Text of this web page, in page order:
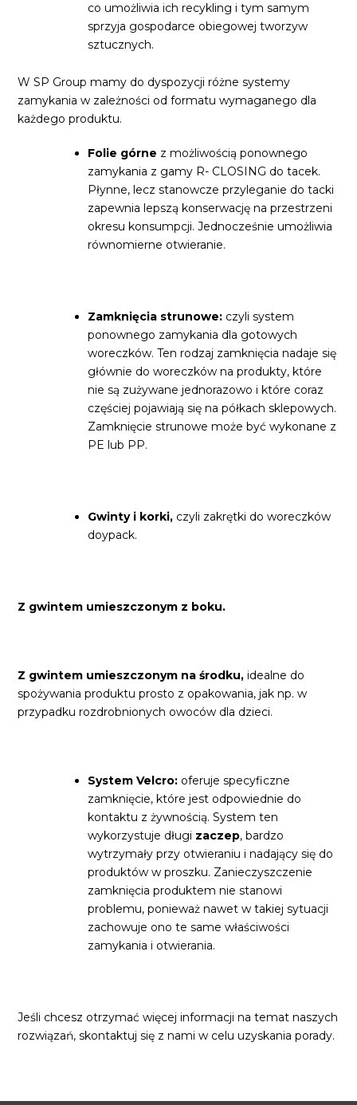
co umożliwia ich recykling i tym samym
sprzyja gospodarce obiegowej tworzyw
sztucznych.
W SP Group mamy do dyspozycji różne systemy
zamykania w zależności od formatu wymaganego dla
każdego produktu.
Folie górne z możliwością ponownego
zamykania z gamy R- CLOSING do tacek.
Płynne, lecz stanowcze przyleganie do tacki
zapewnia lepszą konserwację na przestrzeni
okresu konsumpcji. Jednocześnie umożliwia
równomierne otwieranie.
Zamknięcia strunowe: czyli system
ponownego zamykania dla gotowych
woreczków. Ten rodzaj zamknięcia nadaje się
głównie do woreczków na produkty, które
nie są zużywane jednorazowo i które coraz
częściej pojawiają się na półkach sklepowych.
Zamknięcie strunowe może być wykonane z
PE lub PP.
Gwinty i korki, czyli zakrętki do woreczków
doypack.
Z gwintem umieszczonym z boku.
Z gwintem umieszczonym na środku,idealne do
spożywania produktu prosto z opakowania, jak np. w
przypadku rozdrobnionych owoców dla dzieci.
System Velcro: oferuje specyficzne
zamknięcie, które jest odpowiednie do
kontaktu z żywnością. System ten
wykorzystuje długi zaczep, bardzo
wytrzymały przy otwieraniu i nadający się do
produktów w proszku. Zanieczyszczenie
zamknięcia produktem nie stanowi
problemu, ponieważ nawet w takiej sytuacji
zachowuje ono te same właściwości
zamykania i otwierania.
Jeśli chcesz otrzymać więcej informacji na temat naszych
rozwiązań, skontaktuj się z nami w celu uzyskania porady.